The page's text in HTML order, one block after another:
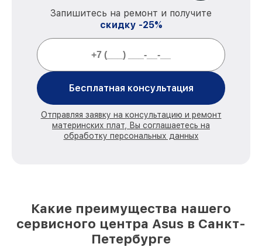
Запишитесь на ремонт и получите
скидку -25%
Бесплатная консультация
Отправляя заявку на консультацию и ремонт
материнских плат, Вы соглашаетесь на
обработку персональных данных
Какие преимущества нашего
сервисного центра Asus в Санкт-
Петербурге